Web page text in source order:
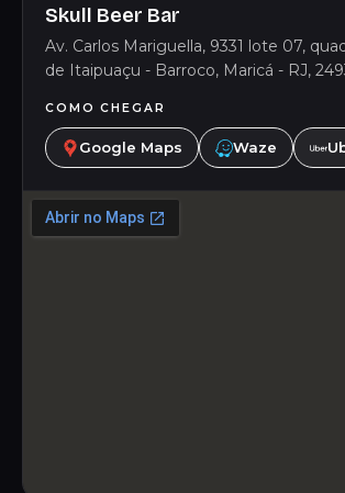
Skull Beer Bar
Av. Carlos Mariguella, 9331 lote 07,
de Itaipuaçu - Barroco, Maricá - RJ,
COMO CHEGAR
Google Maps Waze